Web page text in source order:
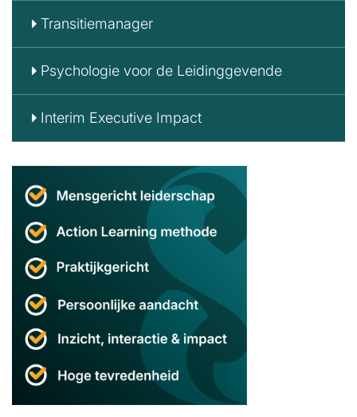
Transitiemanager
Psychologie voor de Leidinggevende
Interim Executive Impact